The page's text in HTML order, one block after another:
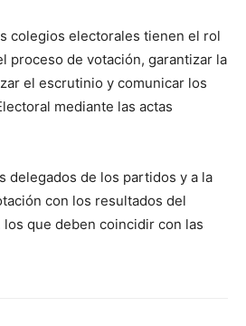
colegios electorales tienen el rol
proceso de votación, garantizar la
el escrutinio y comunicar los
mediante las actas
delegados de los partidos y a la
con los resultados del
que deben coincidir con las